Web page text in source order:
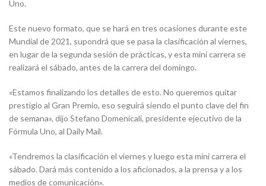
Uno.
Este nuevo formato, que se hará en tres ocasiones durante este
Mundial de 2021, supondrá que se pasa la clasificación al viernes,
en lugar de la segunda sesión de prácticas, y esta mini carrera se
realizará el sábado, antes de la carrera del domingo.
«Estamos finalizando los detalles de esto. No queremos quitar
prestigio al Gran Premio, eso seguirá siendo el punto clave del fin
de semana», dijo Stefano Domenicali, presidente ejecutivo de la
Fórmula Uno, al Daily Mail.
«Tendremos la clasificación el viernes y luego esta mini carrera el
sábado. Dará más contenido a los aficionados, a la prensa y a los
medios de comunicación».